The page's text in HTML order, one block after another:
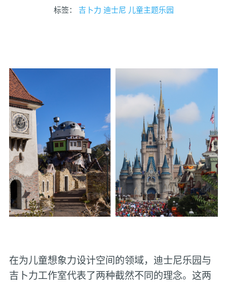
标签： 吉卜力 迪士尼 儿童主题乐园
在为儿童想象力设计空间的领域，迪士尼乐园与
吉卜力工作室代表了两种截然不同的理念。这两